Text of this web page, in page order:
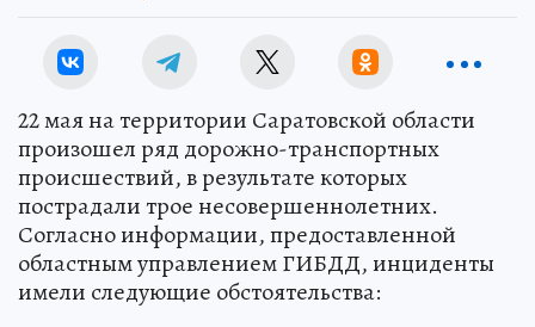
22 мая на территории Саратовской области
произошел ряд дорожно-транспортных
происшествий, в результате которых
пострадали трое несовершеннолетних.
Согласно информации, предоставленной
областным управлением ГИБДД, инциденты
имели следующие обстоятельства: